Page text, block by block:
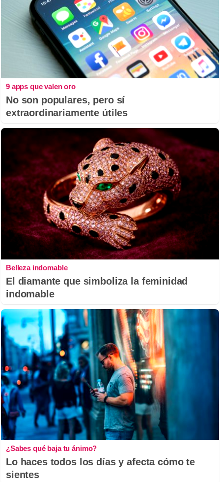
9 apps que valen oro
No son populares, pero sí
extraordinariamente útiles
Belleza indomable
El diamante que simboliza la feminidad
indomable
¿Sabes qué baja tu ánimo?
Lo haces todos los días y afecta cómo te
sientes